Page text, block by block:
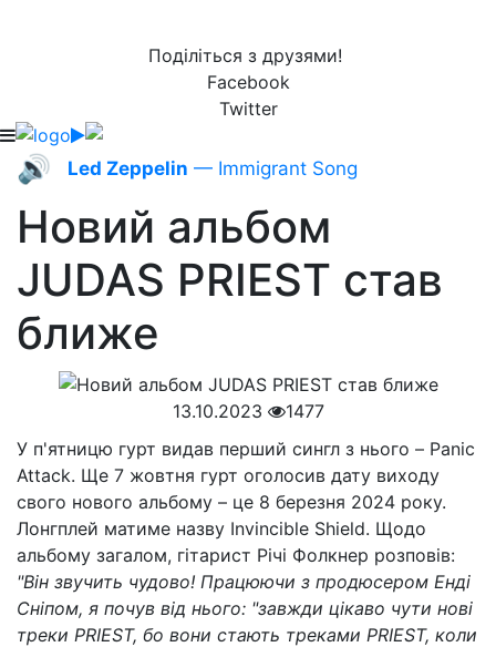
Поділіться з друзями!
Facebook
Twitter
🔊 Led Zeppelin — Immigrant Song
Новий альбом
JUDAS PRIEST став
ближе
13.10.2023
1477
У п'ятницю гурт видав перший сингл з нього – Panic
Attack. Ще 7 жовтня гурт оголосив дату виходу
свого нового альбому – це 8 березня 2024 року.
Лонгплей матиме назву Invincible Shield. Щодо
альбому загалом, гітарист Річі Фолкнер розповів:
"Він звучить чудово! Працюючи з продюсером Енді
Сніпом, я почув від нього: "завжди цікаво чути нові
треки PRIEST, бо вони стають треками PRIEST, коли